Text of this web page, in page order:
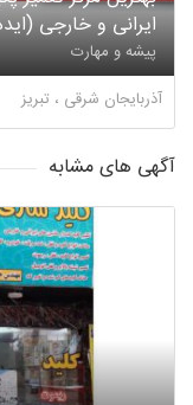
ایرانی و خارجی
پیشه و مهارت
آذربایجان شرقی ، تبریز
آگهی های مشابه